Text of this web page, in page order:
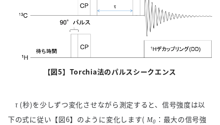
【図5】 Torchia法のパルスシークエンス
τ (秒)を少しずつ変化させながら測定すると、信号強度は以
下の式に従い【図6】のように変化します( M0
：最大の信号強